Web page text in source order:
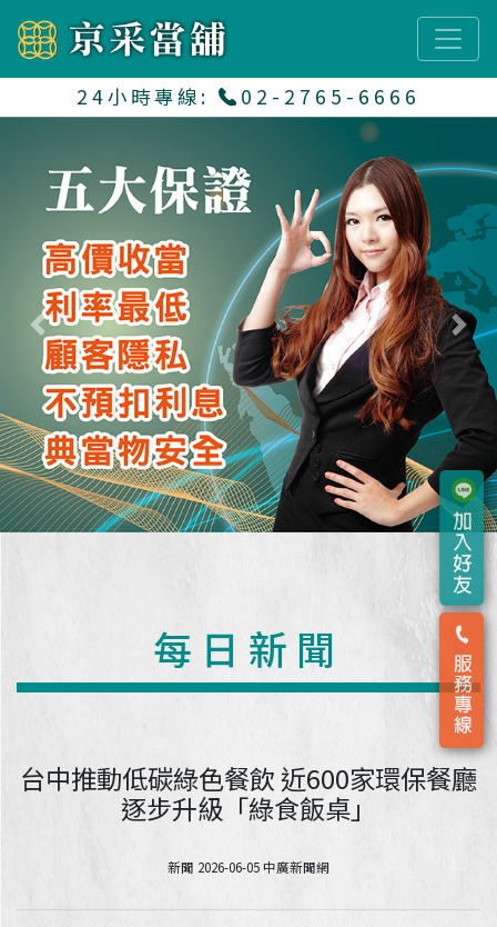
24小時專線: 02-2765-6666
Previous Next
每日新聞
台中推動低碳綠色餐飲 近600家環保餐廳
逐步升級「綠食飯桌」
新聞 2026-06-05 中廣新聞網